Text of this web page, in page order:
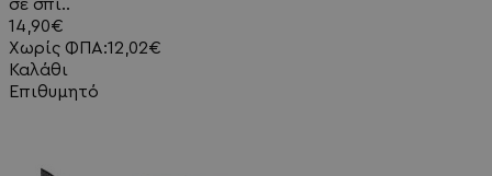
σε σπί..
14,90€
Χωρίς ΦΠΑ:12,02€
Καλάθι
Επιθυμητό